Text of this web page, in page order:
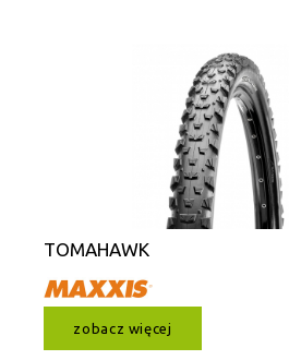
TOMAHAWK
zobacz więcej